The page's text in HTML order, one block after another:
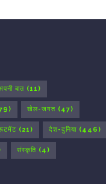
बात (11)
खेल-जगत (47)
(21) देश-दुनिया (446)
संस्कृति (4)